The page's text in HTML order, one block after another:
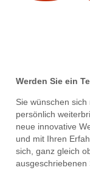
Werden Sie ein
Sie wünschen
persönlich
neue innovative
und mit Ihren
sich, ganz gleich
ausgeschriebenen